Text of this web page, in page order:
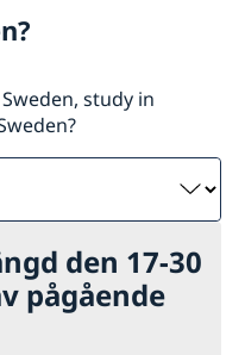
study in
den 17-30
pågående